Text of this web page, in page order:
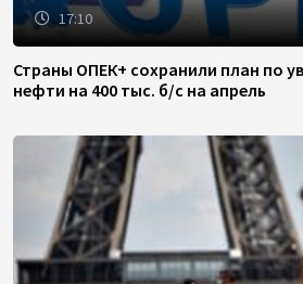
17:10
Страны ОПЕК+ сохранили план по
нефти на 400 тыс. б/с на апрель